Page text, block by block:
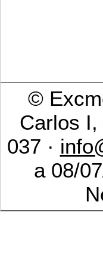
©
Carlos I,
037 ·
a 08/